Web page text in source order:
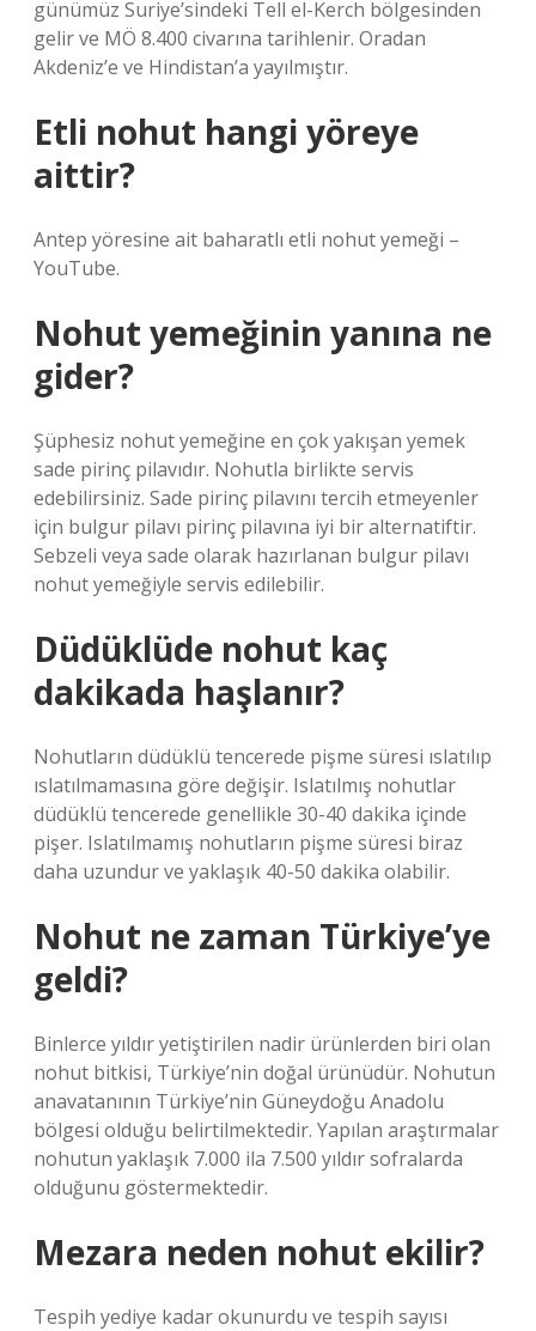
günümüz Suriye’sindeki Tell el-Kerch bölgesinden
gelir ve MÖ 8.400 civarına tarihlenir. Oradan
Akdeniz’e ve Hindistan’a yayılmıştır.
Etli nohut hangi yöreye
aittir?
Antep yöresine ait baharatlı etli nohut yemeği –
YouTube.
Nohut yemeğinin yanına ne
gider?
Şüphesiz nohut yemeğine en çok yakışan yemek
sade pirinç pilavıdır. Nohutla birlikte servis
edebilirsiniz. Sade pirinç pilavını tercih etmeyenler
için bulgur pilavı pirinç pilavına iyi bir alternatiftir.
Sebzeli veya sade olarak hazırlanan bulgur pilavı
nohut yemeğiyle servis edilebilir.
Düdüklüde nohut kaç
dakikada haşlanır?
Nohutların düdüklü tencerede pişme süresi ıslatılıp
ıslatılmamasına göre değişir. Islatılmış nohutlar
düdüklü tencerede genellikle 30-40 dakika içinde
pişer. Islatılmamış nohutların pişme süresi biraz
daha uzundur ve yaklaşık 40-50 dakika olabilir.
Nohut ne zaman Türkiye’ye
geldi?
Binlerce yıldır yetiştirilen nadir ürünlerden biri olan
nohut bitkisi, Türkiye’nin doğal ürünüdür. Nohutun
anavatanının Türkiye’nin Güneydoğu Anadolu
bölgesi olduğu belirtilmektedir. Yapılan araştırmalar
nohutun yaklaşık 7.000 ila 7.500 yıldır sofralarda
olduğunu göstermektedir.
Mezara neden nohut ekilir?
Tespih yediye kadar okunurdu ve tespih sayısı